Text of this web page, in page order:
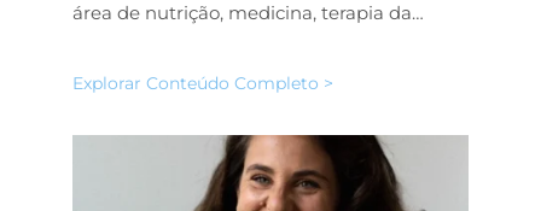
área de nutrição, medicina, terapia da…
Explorar Conteúdo Completo >